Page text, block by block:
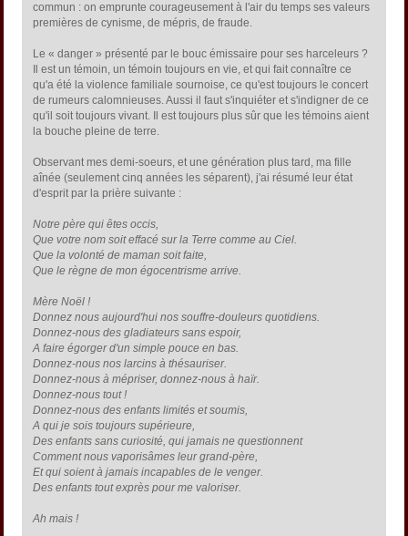
commun : on emprunte courageusement à l'air du temps ses valeurs
premières de cynisme, de mépris, de fraude.
Le « danger » présenté par le bouc émissaire pour ses harceleurs ?
Il est un témoin, un témoin toujours en vie, et qui fait connaître ce
qu'a été la violence familiale sournoise, ce qu'est toujours le concert
de rumeurs calomnieuses. Aussi il faut s'inquiéter et s'indigner de ce
qu'il soit toujours vivant. Il est toujours plus sûr que les témoins aient
la bouche pleine de terre.
Observant mes demi-soeurs, et une génération plus tard, ma fille
aînée (seulement cinq années les séparent), j'ai résumé leur état
d'esprit par la prière suivante :
Notre père qui êtes occis,
Que votre nom soit effacé sur la Terre comme au Ciel.
Que la volonté de maman soit faite,
Que le règne de mon égocentrisme arrive.
Mère Noël !
Donnez nous aujourd'hui nos souffre-douleurs quotidiens.
Donnez-nous des gladiateurs sans espoir,
A faire égorger d'un simple pouce en bas.
Donnez-nous nos larcins à thésauriser.
Donnez-nous à mépriser, donnez-nous à haïr.
Donnez-nous tout !
Donnez-nous des enfants limités et soumis,
A qui je sois toujours supérieure,
Des enfants sans curiosité, qui jamais ne questionnent
Comment nous vaporisâmes leur grand-père,
Et qui soient à jamais incapables de le venger.
Des enfants tout exprès pour me valoriser.
Ah mais !